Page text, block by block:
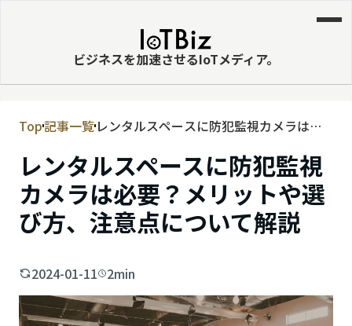
ビジネスを加速させるIoTメディア。
MVNE
エッジ
LPWA
DaaS
PaaS
ビッグデータ
Top記事一覧レンタルスペースに防犯監視カメラは必
解説
レンタルスペースに防犯監視
カメラは必要？メリットや選
び方、注意点について解説
2024-01-11 2min